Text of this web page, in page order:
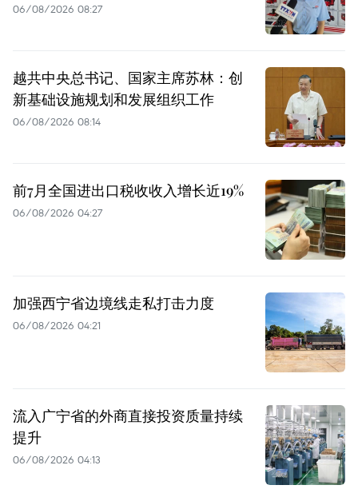
06/08/2026 08:27
越共中央总书记、国家主席苏林：创
新基础设施规划和发展组织工作
06/08/2026 08:14
前7月全国进出口税收收入增长近19%
06/08/2026 04:27
加强西宁省边境线走私打击力度
06/08/2026 04:21
流入广宁省的外商直接投资质量持续
提升
06/08/2026 04:13